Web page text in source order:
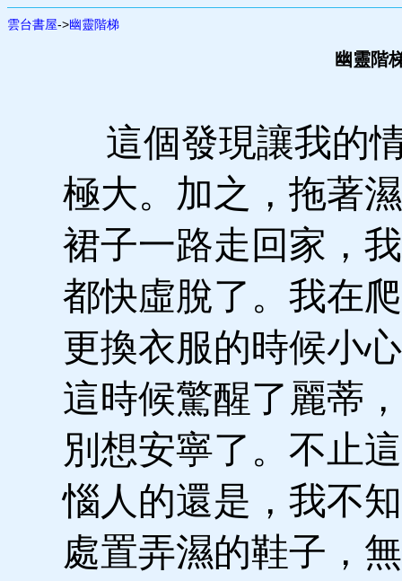
雲台書屋->幽靈階梯
幽靈階
這個發現讓我的
極大。加之，拖著
裙子一路走回家，
都快虛脫了。我在
更換衣服的時候小
這時候驚醒了麗蒂
別想安寧了。不止
惱人的還是，我不
處置弄濕的鞋子，